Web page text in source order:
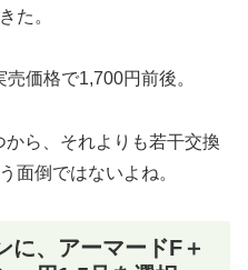
た。
価格で1,700円前後。
ら、それよりも若干交換
面倒ではないよね。
に、アーマードF＋